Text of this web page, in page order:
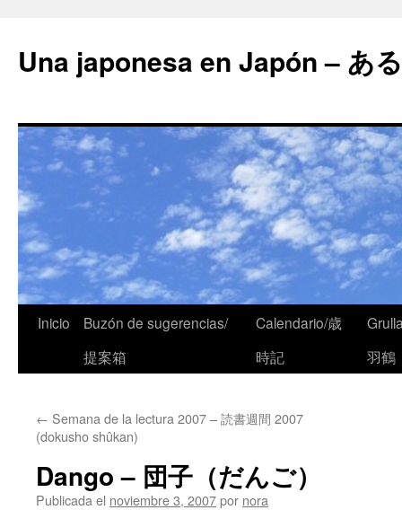
Una japonesa en Japón – あ
Inicio
Buzón de sugerencias/
提案箱
Calendario/歳
時記
羽鶴
← Semana de la lectura 2007 – 読書週間 2007
(dokusho shûkan)
Dango – 団子（だんご）
Publicada el noviembre 3, 2007por nora